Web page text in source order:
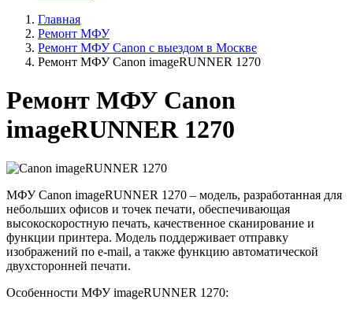
Главная
Ремонт МФУ
Ремонт МФУ Canon с выездом в Москве
Ремонт МФУ Canon imageRUNNER 1270
Ремонт МФУ Canon
imageRUNNER 1270
МФУ Canon imageRUNNER 1270 – модель, разработанная для
небольших офисов и точек печати, обеспечивающая
высокоскоростную печать, качественное сканирование и
функции принтера. Модель поддерживает отправку
изображений по e-mail, а также функцию автоматической
двухсторонней печати.
Особенности МФУ imageRUNNER 1270: